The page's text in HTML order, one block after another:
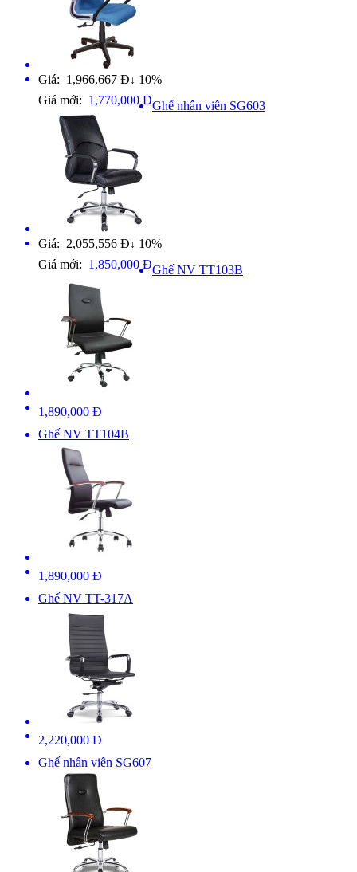
Giá: 1,966,667 Đ ↓ 10%
Giá mới: 1,770,000 ĐGhế nhân viên SG603
Giá: 2,055,556 Đ ↓ 10%
Giá mới: 1,850,000 ĐGhế NV TT103B
1,890,000 Đ
Ghế NV TT104B
1,890,000 Đ
Ghế NV TT-317A
2,220,000 Đ
Ghế nhân viên SG607